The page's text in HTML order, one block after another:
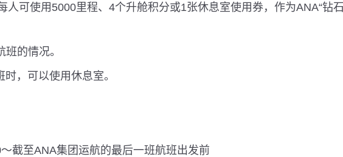
人可使用5000里程、4个升舱积分或1张休息室使用券，作为ANA“钻
的情况。
，可以使用休息室。
截至ANA集团运航的最后一班航班出发前